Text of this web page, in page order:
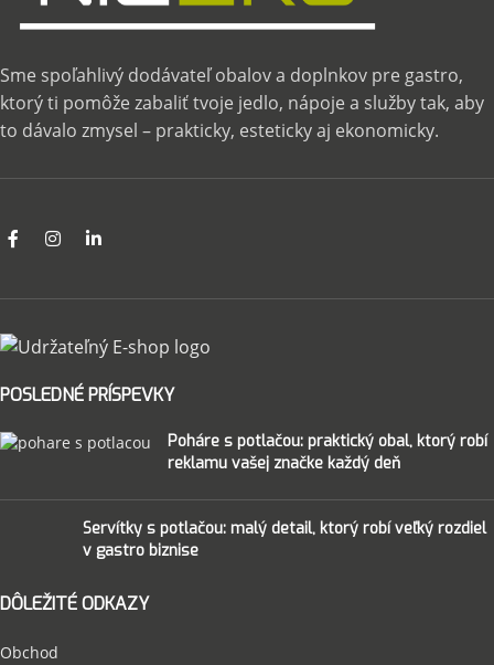
Sme spoľahlivý dodávateľ obalov a doplnkov pre gastro,
ktorý ti pomôže zabaliť tvoje jedlo, nápoje a služby tak, aby
to dávalo zmysel – prakticky, esteticky aj ekonomicky.
POSLEDNÉ PRÍSPEVKY
Poháre s potlačou: praktický obal, ktorý robí
reklamu vašej značke každý deň
Servítky s potlačou: malý detail, ktorý robí veľký rozdiel
v gastro biznise
DÔLEŽITÉ ODKAZY
Obchod